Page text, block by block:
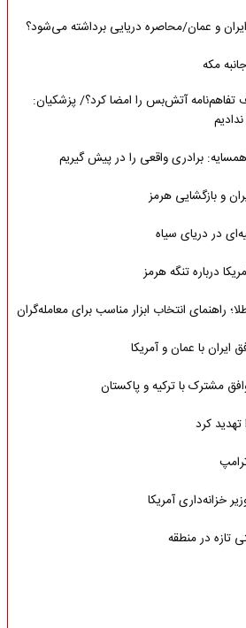
ایران و عمان/محاصره دریایی برداشته می‌شود؟
مکه
تفاهم‌نامه آتش‌بس را امضا کرد؟/ پزشکیان:
برادری واقعی را در پیش گیریم
و بازگشایی هرمز
در دریای سیاه
درباره تنگه هرمز
راهنمای انتخاب ابزار مناسب برای معامله‌گران
ایران با عمان و آمریکا
مشترک با ترکیه و پاکستان
کرد
خزانه‌داری آمریکا
تازه در منطقه